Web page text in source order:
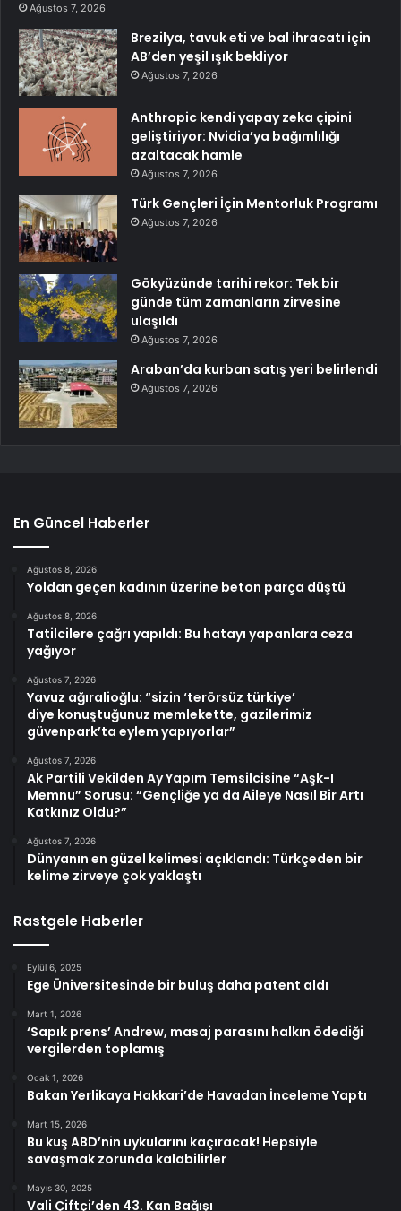
Ağustos 7, 2026
Brezilya, tavuk eti ve bal ihracatı için
AB’den yeşil ışık bekliyor
Ağustos 7, 2026
Anthropic kendi yapay zeka çipini
geliştiriyor: Nvidia’ya bağımlılığı
azaltacak hamle
Ağustos 7, 2026
Türk Gençleri İçin Mentorluk Programı
Ağustos 7, 2026
Gökyüzünde tarihi rekor: Tek bir
günde tüm zamanların zirvesine
ulaşıldı
Ağustos 7, 2026
Araban’da kurban satış yeri belirlendi
Ağustos 7, 2026
En Güncel Haberler
Ağustos 8, 2026
Yoldan geçen kadının üzerine beton parça düştü
Ağustos 8, 2026
Tatilcilere çağrı yapıldı: Bu hatayı yapanlara ceza
yağıyor
Ağustos 7, 2026
Yavuz ağıralioğlu: “sizin ‘terörsüz türkiye’
diye konuştuğunuz memlekette, gazilerimiz
güvenpark’ta eylem yapıyorlar”
Ağustos 7, 2026
Ak Partili Vekilden Ay Yapım Temsilcisine “Aşk-I
Memnu” Sorusu: “Gençliğe ya da Aileye Nasıl Bir Artı
Katkınız Oldu?”
Ağustos 7, 2026
Dünyanın en güzel kelimesi açıklandı: Türkçeden bir
kelime zirveye çok yaklaştı
Rastgele Haberler
Eylül 6, 2025
Ege Üniversitesinde bir buluş daha patent aldı
Mart 1, 2026
‘Sapık prens’ Andrew, masaj parasını halkın ödediği
vergilerden toplamış
Ocak 1, 2026
Bakan Yerlikaya Hakkari’de Havadan İnceleme Yaptı
Mart 15, 2026
Bu kuş ABD’nin uykularını kaçıracak! Hepsiyle
savaşmak zorunda kalabilirler
Mayıs 30, 2025
Vali Çiftçi’den 43. Kan Bağışı